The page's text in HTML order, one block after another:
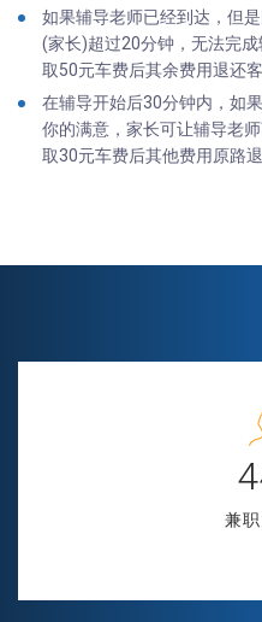
如果辅导老师已经到达，但
(家长)超过20分钟，无法完
取50元车费后其余费用退还客
在辅导开始后30分钟内，如
你的满意，家长可让辅导老
取30元车费后其他费用原路退
兼